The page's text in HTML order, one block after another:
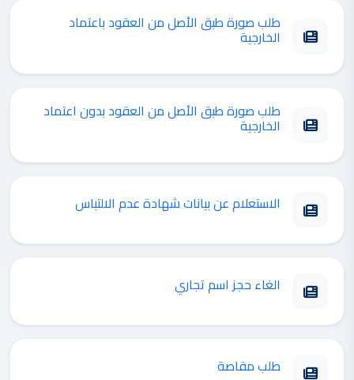
طلب صورة طبق الأصل من العقود باعتماد
الخارجية
طلب صورة طبق الأصل من العقود بدون اعتماد
الخارجية
الاستعلام عن بيانات شهادة عدم الالتباس
الغاء حجز اسم تجاري
طلب مقاصة